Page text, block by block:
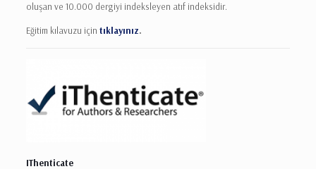
oluşan ve 10.000 dergiyi indeksleyen atıf indeksidir.
Eğitim kılavuzu için tıklayınız.
IThenticate